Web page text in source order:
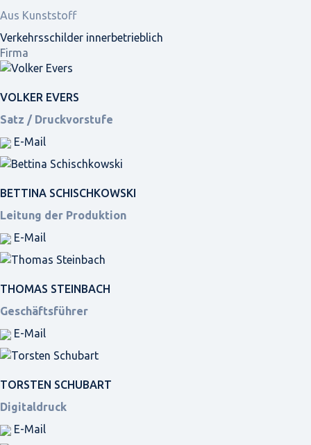
Aus Kunststoff
Verkehrsschilder innerbetrieblich
Firma
VOLKER EVERS
Satz / Druckvorstufe
E-Mail
BETTINA SCHISCHKOWSKI
Leitung der Produktion
E-Mail
THOMAS STEINBACH
Geschäftsführer
E-Mail
TORSTEN SCHUBART
Digitaldruck
E-Mail